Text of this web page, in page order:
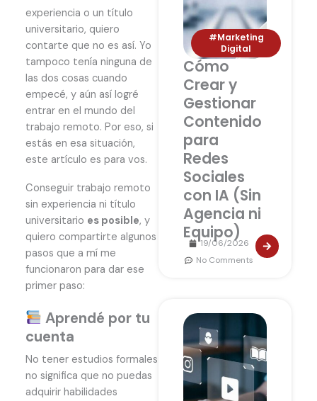
experiencia o un título
universitario, quiero
contarte que no es así. Yo
tampoco tenía ninguna de
las dos cosas cuando
empecé, y aún así logré
entrar en el mundo del
trabajo remoto. Por eso, si
estás en esa situación,
este artículo es para vos.
Conseguir trabajo remoto
sin experiencia ni título
universitario es posible, y
quiero compartirte algunos
pasos que a mí me
funcionaron para dar ese
primer paso:
Aprendé por tu
cuenta
No tener estudios formales
no significa que no puedas
adquirir habilidades
#Marketing
Digital
Cómo
Crear y
Gestionar
Contenido
para
Redes
Sociales
con IA (Sin
Agencia ni
Equipo)
19/06/2026
No Comments